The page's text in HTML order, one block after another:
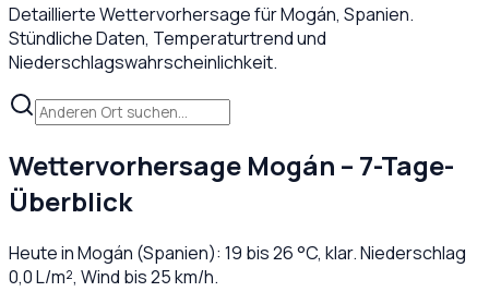
Detaillierte Wettervorhersage fürMogán, Spanien.
Stündliche Daten, Temperaturtrend und
Niederschlagswahrscheinlichkeit.
Wettervorhersage Mogán – 7-Tage-
Überblick
Heute inMogán (Spanien): 19 bis26°C, klar. Niederschlag
0,0L/m², Wind bis25km/h.